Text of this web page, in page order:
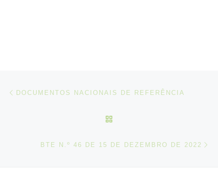
Post navigation
DOCUMENTOS NACIONAIS DE REFERÊNCIA
BTE N.º 46 DE 15 DE DEZEMBRO DE 2022